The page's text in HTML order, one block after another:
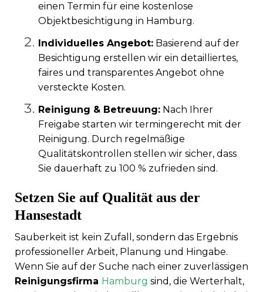
einen Termin für eine kostenlose
Objektbesichtigung in Hamburg.
Individuelles Angebot: Basierend auf der
Besichtigung erstellen wir ein detailliertes,
faires und transparentes Angebot ohne
versteckte Kosten.
Reinigung & Betreuung: Nach Ihrer
Freigabe starten wir termingerecht mit der
Reinigung. Durch regelmäßige
Qualitätskontrollen stellen wir sicher, dass
Sie dauerhaft zu 100 % zufrieden sind.
Setzen Sie auf Qualität aus der
Hansestadt
Sauberkeit ist kein Zufall, sondern das Ergebnis
professioneller Arbeit, Planung und Hingabe.
Wenn Sie auf der Suche nach einer zuverlässigen
Reinigungsfirma Hamburg sind, die Werterhalt,